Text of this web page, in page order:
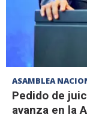
ASAMBLEA
Pedido de
avanza en la